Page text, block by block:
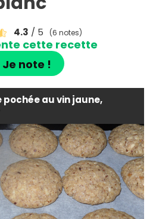
4.3 / 5 (6 notes)
cette recette
Je note !
pochée au vin jaune,